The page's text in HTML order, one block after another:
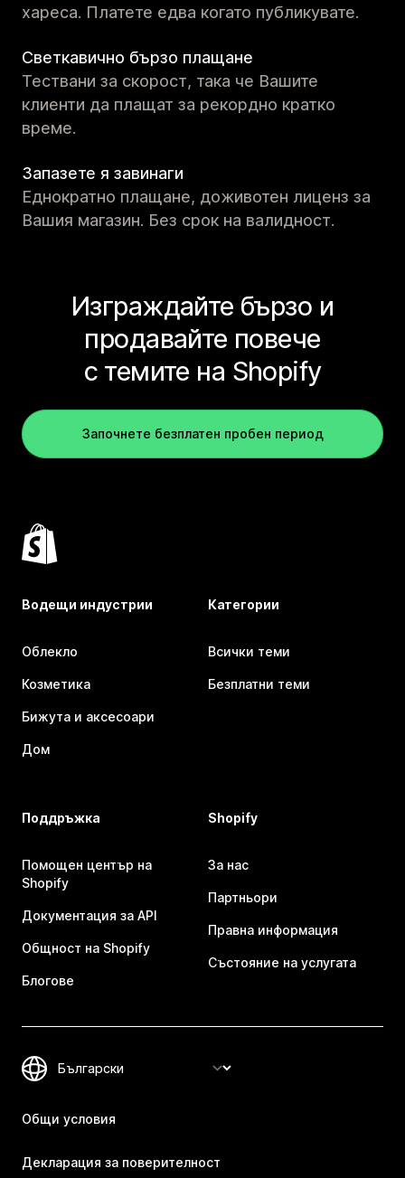
хареса. Платете едва когато публикувате.
Светкавично бързо плащане
Тествани за скорост, така че Вашите
клиенти да плащат за рекордно кратко
време.
Запазете я завинаги
Еднократно плащане, доживотен лиценз за
Вашия магазин. Без срок на валидност.
Изграждайте бързо и
продавайте повече
с темите на Shopify
Започнете безплатен пробен период
Водещи индустрии
Облекло
Козметика
Бижута и аксесоари
Дом
Категории
Всички теми
Безплатни теми
Поддръжка
Помощен център на
Shopify
Документация за API
Общност на Shopify
Блогове
Shopify
За нас
Партньори
Правна информация
Състояние на услугата
Общи условия
Декларация за поверителност